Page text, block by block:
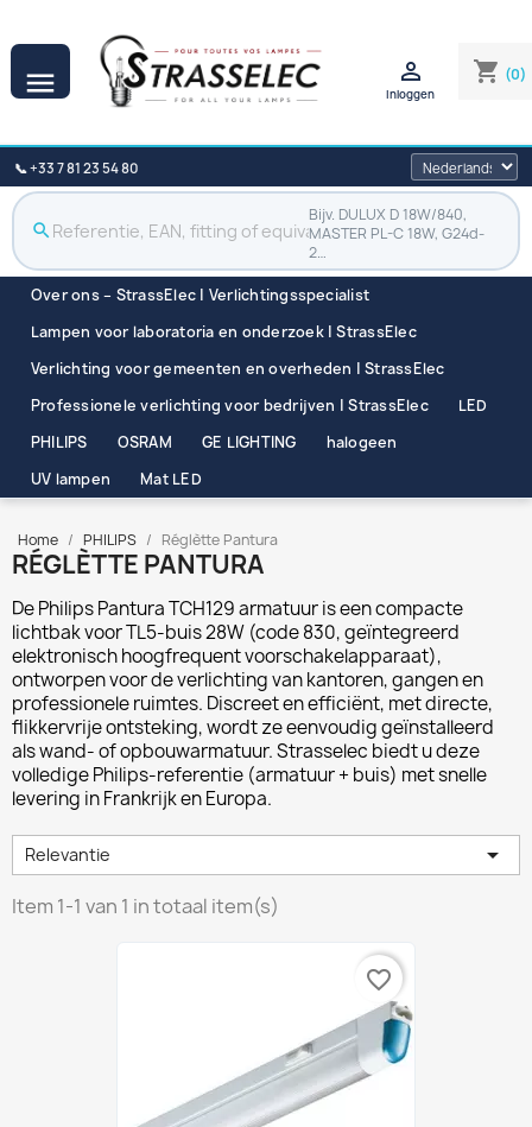
 shopping_cart (0)

Inloggen
📞 +33 7 81 23 54 80
search
Bijv. DULUX D 18W/840,
MASTER PL-C 18W, G24d-
2…
Over ons – StrassElec | Verlichtingsspecialist
Lampen voor laboratoria en onderzoek | StrassElec
Verlichting voor gemeenten en overheden | StrassElec
Professionele verlichting voor bedrijven | StrassElec
LED
PHILIPS
OSRAM GE LIGHTING
halogeen
UV lampen
Mat LED
Home PHILIPS Réglètte Pantura
RÉGLÈTTE PANTURA
DePhilips Pantura TCH129armatuur is een compacte
lichtbak voor TL5-buis 28W (code 830, geïntegreerd
elektronisch hoogfrequent voorschakelapparaat),
ontworpen voor de verlichting van kantoren, gangen en
professionele ruimtes. Discreet en efficiënt, met directe,
flikkervrije ontsteking, wordt ze eenvoudig geïnstalleerd
als wand- of opbouwarmatuur. Strasselec biedt u deze
volledige Philips-referentie (armatuur + buis) met snelle
levering in Frankrijk en Europa.
Relevantie 
Item 1-1 van 1 in totaal item(s)
favorite_border